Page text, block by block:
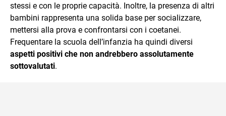
stessi e con le proprie capacità. Inoltre, la presenza di altri
bambini rappresenta una solida base per socializzare,
mettersi alla prova e confrontarsi con i coetanei.
Frequentare la scuola dell’infanzia ha quindi diversi
aspetti positivi che non andrebbero assolutamente
sottovalutati.